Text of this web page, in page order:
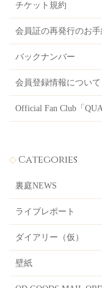
チケット規約
会員証の再発行のお手
バックナンバー
会員登録情報について
Official Fan Club「
Categories
裏庭NEWS
ライブレポート
ダイアリー（仮）
壁紙